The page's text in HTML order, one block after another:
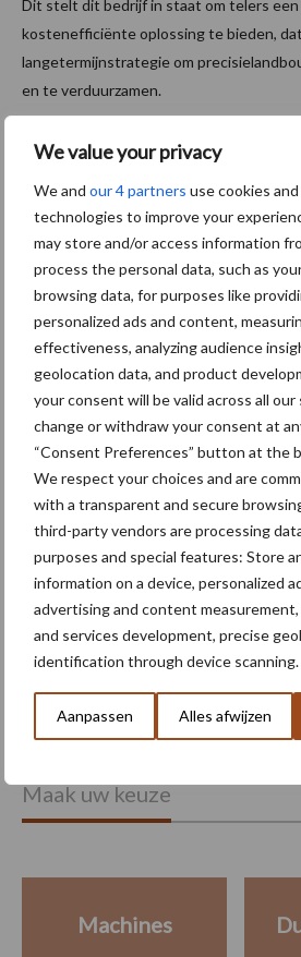
We value your privacy
We and our 4 partners use cookies
technologies to improve your
may store and/or access information
process the personal data, such as
browsing data, for purposes like
personalized ads and content,
effectiveness, analyzing audience
geolocation data, and product
your consent will be valid across all our
change or withdraw your consent at
“Consent Preferences” button at the
We respect your choices and are
with a transparent and secure
third-party vendors are processing
purposes and special features: Store
information on a device, personalized
advertising and content measurement,
and services development, precise
identification through device scanning.
Aanpassen Alles afwijzen
Dit stelt dit bedrijf in staat om telers
kostenefficiënte oplossing te bieden,
langetermijnstrategie om
en te verduurzamen.
Meer artikelen over
precisielandbouw
Homburg en
beëindigen
Middel
precisiespuiten:
druppel op de
In-row wieders:
een gouden
Meer lezen over:
Maak uw keuze
Machines